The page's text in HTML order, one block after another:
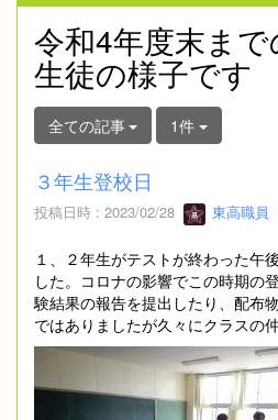
令和4年度末ま
生徒の様子です
全ての記事 1件
３年生登校日
投稿日時 : 2023/02/28 東高職員
１、２年生がテストが終わった午
した。コロナの影響でこの時期の
験結果の報告を提出したり、配布
ではありましたが久々にクラスの